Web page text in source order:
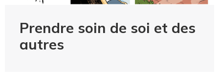
Prendre soin de soi et des
autres